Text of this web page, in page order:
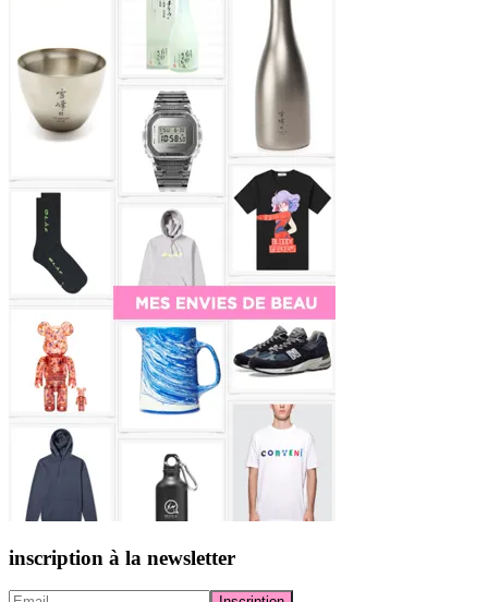
inscription à la newsletter